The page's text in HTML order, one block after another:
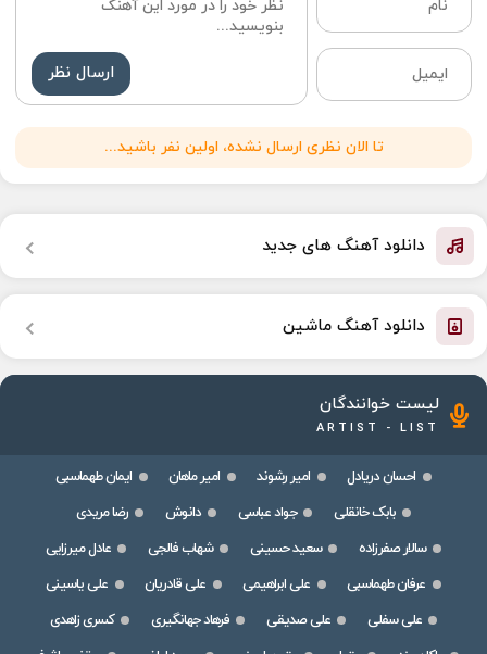
ارسال نظر
تا الان نظری ارسال نشده، اولین نفر باشید...
دانلود آهنگ های جدید
دانلود آهنگ ماشین
لیست خوانندگان
ARTIST - LIST
احسان دریادل امیر رشوند امیر ماهان
ایمان طهماسبی
بابک خانقلی
جواد عباسی دانوش
رضا مریدی
سالار صفرزاده
سعید حسینی شهاب فالجی
عادل میرزایی
عرفان طهماسبی
علی ابراهیمی علی قادریان
علی یاسینی
علی سفلی
علی صدیقی فرهاد جهانگیری
کسری زاهدی